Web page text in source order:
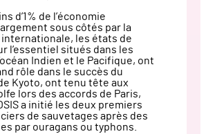
d’1% de l’économie
sous côtés par la
les états de
l’essentiel situés dans les
Indien et le Pacifique, ont
rôle dans le succès du
Kyoto, ont tenu tête aux
lors des accords de Paris,
a initié les deux premiers
de sauvetages après des
par ouragans ou typhons.